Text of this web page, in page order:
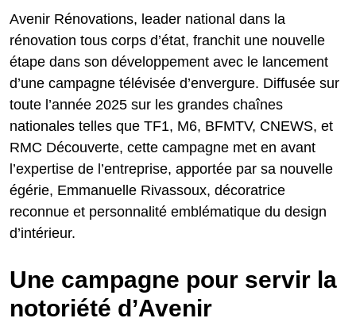
Avenir Rénovations, leader national dans la
rénovation tous corps d’état, franchit une nouvelle
étape dans son développement avec le lancement
d’une campagne télévisée d’envergure. Diffusée sur
toute l’année 2025 sur les grandes chaînes
nationales telles que TF1, M6, BFMTV, CNEWS, et
RMC Découverte, cette campagne met en avant
l’expertise de l’entreprise, apportée par sa nouvelle
égérie, Emmanuelle Rivassoux, décoratrice
reconnue et personnalité emblématique du design
d’intérieur.
Une campagne pour servir la
notoriété d’Avenir